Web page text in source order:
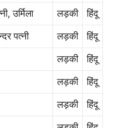
उर्मिला लड़की
हिंदू
पत्नी लड़की
हिंदू
लड़की
हिंदू
लड़की
हिंदू
लड़की
हिंदू